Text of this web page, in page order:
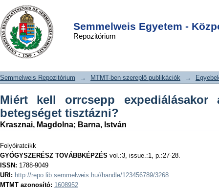
Semmelweis Egyetem -
Repozitórium
Miért kell orrcsepp expediálásakor a
magasvérnyomás betegséget
tisztázni?
DSpace/Manakin Repository
Semmelweis Repozitórium → MTMT-ben szereplő publikációk →
Miért kell orrcsepp expediálásakor
betegséget tisztázni?
Krasznai, Magdolna; Barna, István
Folyóiratcikk
GYÓGYSZERÉSZ TOVÁBBKÉPZÉS vol.:3, issue.:1, p.:27-28.
ISSN: 1788-9049
URI: http://repo.lib.semmelweis.hu//handle/123456789/3268
MTMT azonosító: 1608952